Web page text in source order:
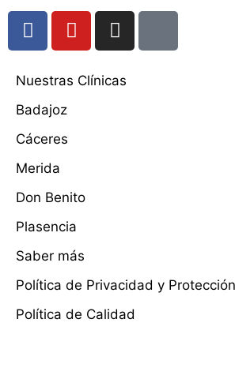
Nuestras Clínicas
Badajoz
Cáceres
Merida
Don Benito
Plasencia
Saber más
Política de Privacidad y
Política de Calidad